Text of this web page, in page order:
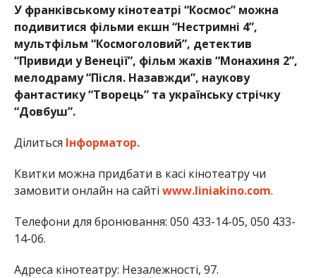
У франківському кінотеатрі “Космос” можна
подивитися фільми екшн “Нестримні 4”,
мультфільм “Космоголовий”, детектив
“Привиди у Венеції”, фільм жахів “Монахиня 2”,
мелодраму “Після. Назавжди”, наукову
фантастику “Творець” та українську стрічку
“Довбуш”.
Ділиться Інформатор.
Квитки можна придбати в касі кінотеатру чи
замовити онлайн на сайті www.liniakino.com.
Телефони для бронювання: 050 433-14-05, 050 433-
14-06.
Адреса кінотеатру: Незалежності, 97.